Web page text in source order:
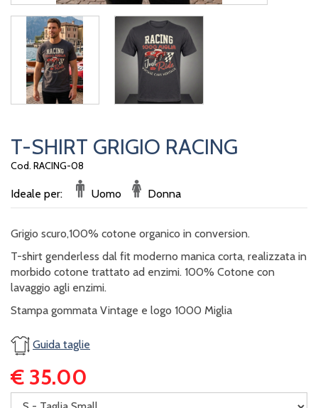
T-SHIRT GRIGIO RACING
Cod. RACING-08
Ideale per: Uomo Donna
Grigio scuro,100% cotone organico in conversion.
T-shirt genderless dal fit moderno manica corta, realizzata in
morbido cotone trattato ad enzimi. 100% Cotone con
lavaggio agli enzimi.
Stampa gommata Vintage e logo 1000 Miglia
Guida taglie
€ 35.00